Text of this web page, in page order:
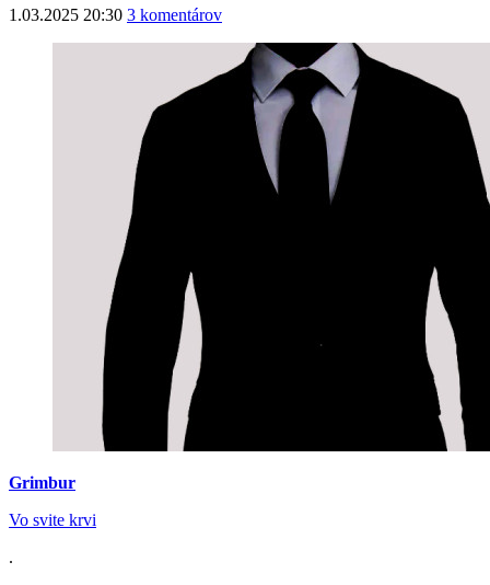
1.03.2025 20:30 3 komentárov
Grimbur
Vo svite krvi
.